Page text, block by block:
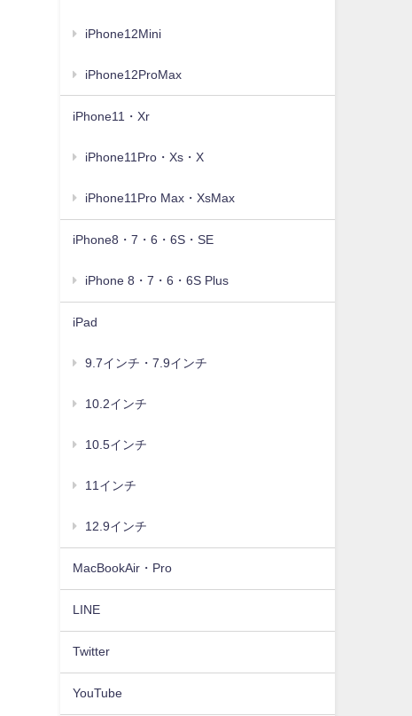
iPhone12Mini
iPhone12ProMax
iPhone11・Xr
iPhone11Pro・Xs・X
iPhone11Pro Max・XsMax
iPhone8・7・6・6S・SE
iPhone 8・7・6・6S Plus
iPad
9.7インチ・7.9インチ
10.2インチ
10.5インチ
11インチ
12.9インチ
MacBookAir・Pro
LINE
Twitter
YouTube